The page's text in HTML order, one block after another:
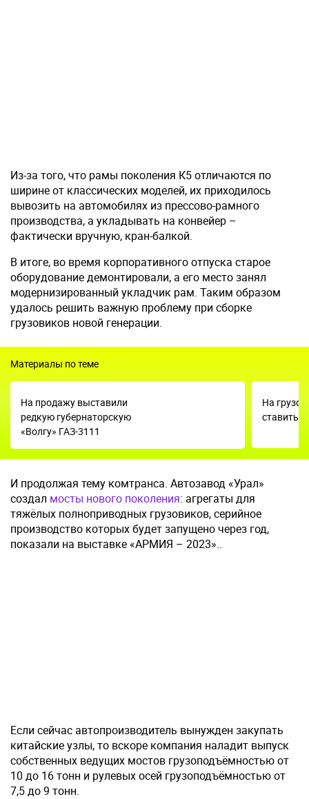
Из-за того, что рамы поколения К5 отличаются по
ширине от классических моделей, их приходилось
вывозить на автомобилях из прессово-рамного
производства, а укладывать на конвейер –
фактически вручную, кран-балкой.
В итоге, во время корпоративного отпуска старое
оборудование демонтировали, а его место занял
модернизированный укладчик рам. Таким образом
удалось решить важную проблему при сборке
грузовиков новой генерации.
Материалы по теме
На продажу выставили
редкую губернаторскую
«Волгу» ГАЗ-3111
На
ставить
И продолжая тему комтранса. Автозавод «Урал»
создал мосты нового поколения: агрегаты для
тяжёлых полноприводных грузовиков, серийное
производство которых будет запущено через год,
показали на выставке «АРМИЯ – 2023»..
Если сейчас автопроизводитель вынужден закупать
китайские узлы, то вскоре компания наладит выпуск
собственных ведущих мостов грузоподъёмностью от
10 до 16 тонн и рулевых осей грузоподъёмностью от
7,5 до 9 тонн.